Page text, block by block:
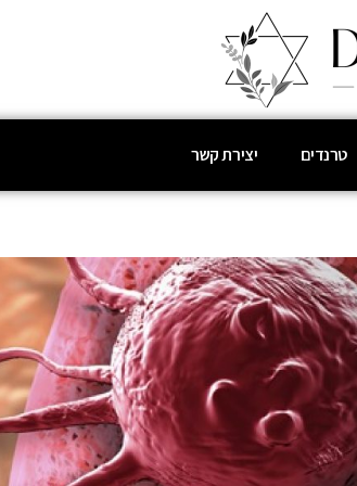
טרנדים יצירת קשר